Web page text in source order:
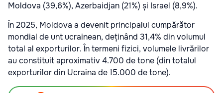
Moldova (39,6%), Azerbaidjan (21%) și Israel (8,9%).
În 2025, Moldova a devenit principalul cumpărător
mondial de unt ucrainean, deținând 31,4% din volumul
total al exporturilor. În termeni fizici, volumele livrărilor
au constituit aproximativ 4.700 de tone (din totalul
exporturilor din Ucraina de 15.000 de tone).